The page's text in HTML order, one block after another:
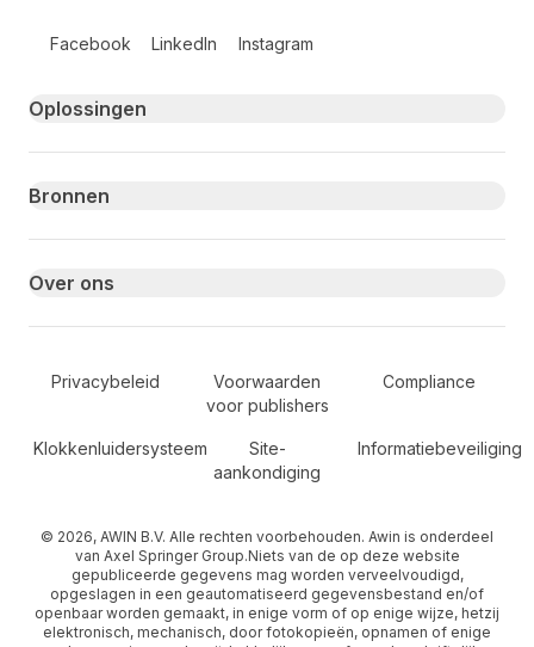
Facebook LinkedIn Instagram
Primary footer navigation
Oplossingen
Bronnen
Over ons
Secondary Footer Navigation
Privacybeleid
Voorwaarden
voor publishers
Compliance
Klokkenluidersysteem
Site-
aankondiging
Informatiebeveiliging
© 2026, AWIN B.V. Alle rechten voorbehouden. Awin is onderdeel
van Axel Springer Group.Niets van de op deze website
gepubliceerde gegevens mag worden verveelvoudigd,
opgeslagen in een geautomatiseerd gegevensbestand en/of
openbaar worden gemaakt, in enige vorm of op enige wijze, hetzij
elektronisch, mechanisch, door fotokopieën, opnamen of enige